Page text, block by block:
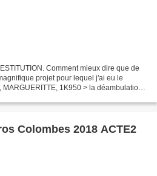
Comment mieux dire que de
projet pour lequel j'ai eu le
1K950 > la déambulation
Colombes 2018 ACTE2